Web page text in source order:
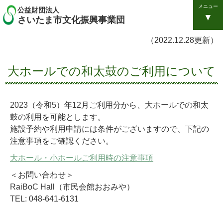
公益財団法人
さいたま市文化振興事業団
メニュー
（2022.12.28更新）
大ホールでの和太鼓のご利用について
2023（令和5）年12月ご利用分から、大ホールでの和太
鼓の利用を可能とします。
施設予約や利用申請には条件がございますので、下記の
注意事項をご確認ください。
大ホール・小ホールご利用時の注意事項
＜お問い合わせ＞
RaiBoC Hall（市民会館おおみや）
TEL: 048-641-6131